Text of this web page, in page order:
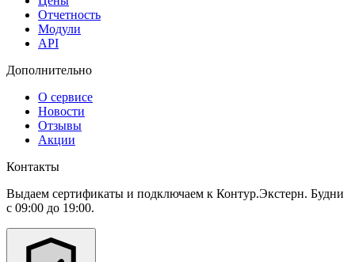
Отчетность
Модули
API
Дополнительно
О сервисе
Новости
Отзывы
Акции
Контакты
Выдаем сертификаты и подключаем к Контур.Экстерн. Будни
с 09:00 до 19:00.